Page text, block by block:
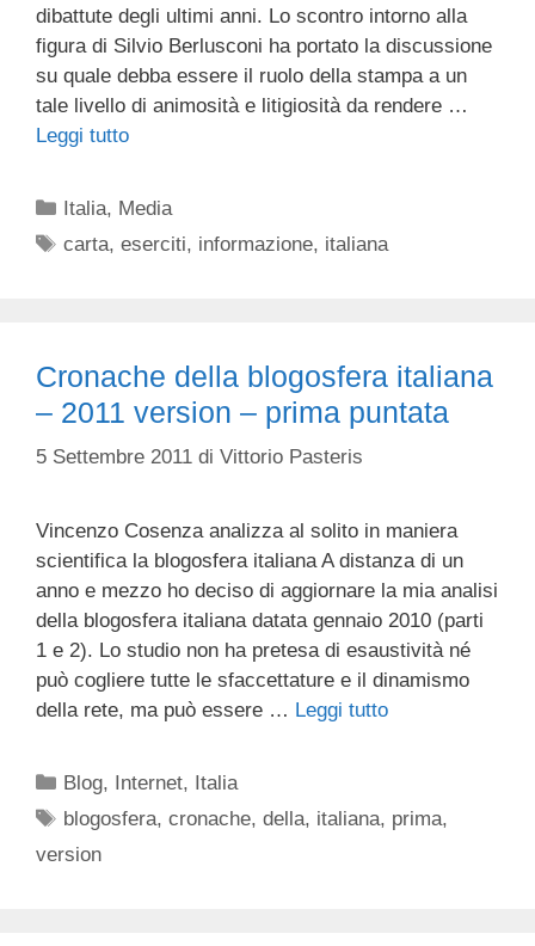
dibattute degli ultimi anni. Lo scontro intorno alla
figura di Silvio Berlusconi ha portato la discussione
su quale debba essere il ruolo della stampa a un
tale livello di animosità e litigiosità da rendere …
Leggi tutto
Categorie
Italia, Media
Tag
carta,eserciti, informazione, italiana
Cronache della blogosfera italiana
– 2011 version – prima puntata
5 Settembre 2011 di Vittorio Pasteris
Vincenzo Cosenza analizza al solito in maniera
scientifica la blogosfera italiana A distanza di un
anno e mezzo ho deciso di aggiornare la mia analisi
della blogosfera italiana datata gennaio 2010 (parti
1 e 2). Lo studio non ha pretesa di esaustività né
può cogliere tutte le sfaccettature e il dinamismo
della rete, ma può essere … Leggi tutto
Categorie
Blog, Internet, Italia
Tag
blogosfera,cronache,della, italiana, prima,
version